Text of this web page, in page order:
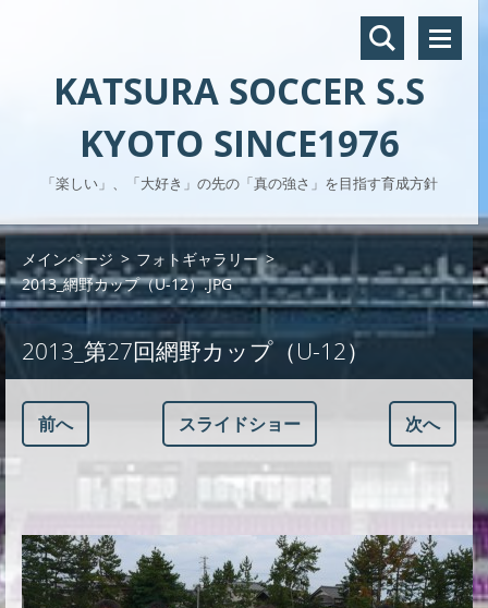
KATSURA SOCCER S.S
KYOTO SINCE1976
「楽しい」、「大好き」の先の「真の強さ」を目指す育成方針
メインページ > フォトギャラリー >
2013_網野カップ（U-12）.JPG
2013_第27回網野カップ（U-12）
前へ スライドショー 次へ